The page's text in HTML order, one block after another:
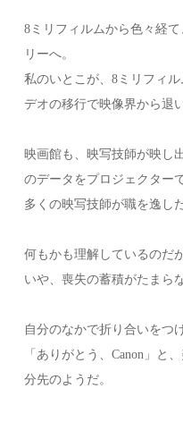
8ミリフィルムから色々経
リーへ。
私のいとこが、8ミリフィ
デオの移行で映像界から退
映画館も、映写技師が映し
のデータをプロジェクター
多くの映写技師が職を逸した
何もかも理解しているのだ
いや、喪失の蓄積がたまら
自分のなかで折り合いをつ
「ありがとう、Canon」と
分先のようだ。